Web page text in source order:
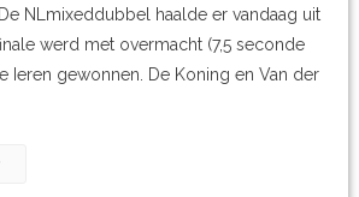
NLmixeddubbel haalde er vandaag uit
werd met overmacht (7,5 seconde
Ieren gewonnen. De Koning en Van der